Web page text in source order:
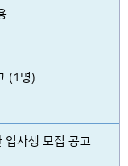
(1명)
사생 모집 공고